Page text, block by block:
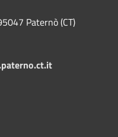
Paternò (CT)